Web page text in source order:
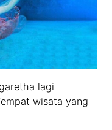
lagi
wisata yang